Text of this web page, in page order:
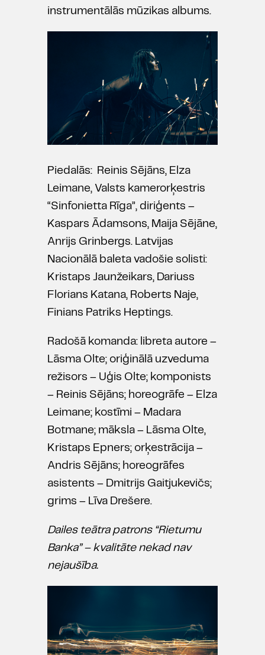
instrumentālās mūzikas albums.
Piedalās: Reinis Sējāns, Elza
Leimane, Valsts kamerorķestris
“Sinfonietta Rīga”, diriģents –
Kaspars Ādamsons, Maija Sējāne,
Anrijs Grinbergs. Latvijas
Nacionālā baleta vadošie solisti:
Kristaps Jaunžeikars, Dariuss
Florians Katana, Roberts Naje,
Finians Patriks Heptings.
Radošā komanda: libreta autore –
Lāsma Olte; oriģinālā uzveduma
režisors – Uģis Olte; komponists
– Reinis Sējāns; horeogrāfe – Elza
Leimane; kostīmi – Madara
Botmane; māksla – Lāsma Olte,
Kristaps Epners; orķestrācija –
Andris Sējāns; horeogrāfes
asistents – Dmitrijs Gaitjukevičs;
grims – Līva Drešere.
Dailes teātra patrons “Rietumu
Banka” – kvalitāte nekad nav
nejaušība.